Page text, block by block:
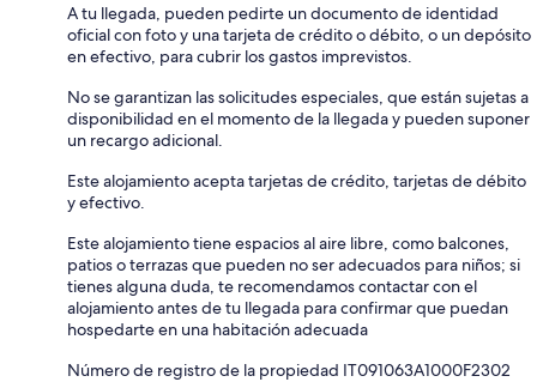
A tu llegada, pueden pedirte un documento de identidad
oficial con foto y una tarjeta de crédito o débito, o un depósito
en efectivo, para cubrir los gastos imprevistos.
No se garantizan las solicitudes especiales, que están sujetas a
disponibilidad en el momento de la llegada y pueden suponer
un recargo adicional.
Este alojamiento acepta tarjetas de crédito, tarjetas de débito
y efectivo.
Este alojamiento tiene espacios al aire libre, como balcones,
patios o terrazas que pueden no ser adecuados para niños; si
tienes alguna duda, te recomendamos contactar con el
alojamiento antes de tu llegada para confirmar que puedan
hospedarte en una habitación adecuada
Número de registro de la propiedad IT091063A1000F2302